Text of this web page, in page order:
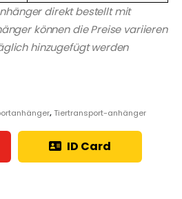
direkt bestellt mit
können die Preise variieren
hinzugefügt werden
,Tiertransport-anhänger
ID Card